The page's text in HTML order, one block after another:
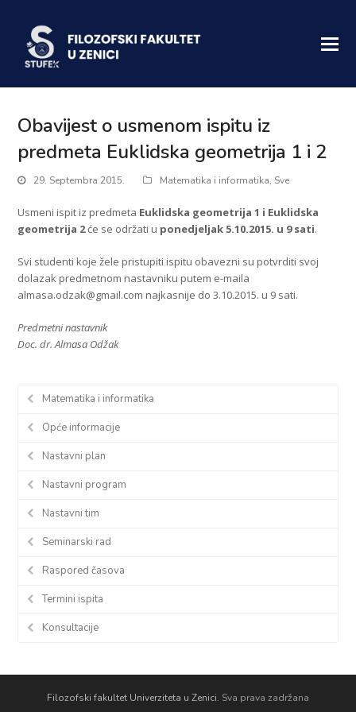
Obavijest o usmenom ispitu iz
predmeta Euklidska geometrija 1 i 2
29. Septembra 2015. Matematika i informatika, Sve
Usmeni ispit iz predmeta Euklidska geometrija 1 i Euklidska
geometrija 2će se održati u ponedjeljak 5.10.2015. u 9 sati.
Svi studenti koje žele pristupiti ispitu obavezni su potvrditi svoj
dolazak predmetnom nastavniku putem e-maila
almasa.odzak@gmail.com najkasnije do 3.10.2015. u 9 sati.
Predmetni nastavnik
Doc. dr. Almasa Odžak
Matematika i informatika
Opće informacije
Nastavni plan
Nastavni program
Nastavni tim
Seminarski rad
Raspored časova
Termini ispita
Konsultacije
Filozofski fakultet Univerziteta u Zenici. Sva prava zadržana